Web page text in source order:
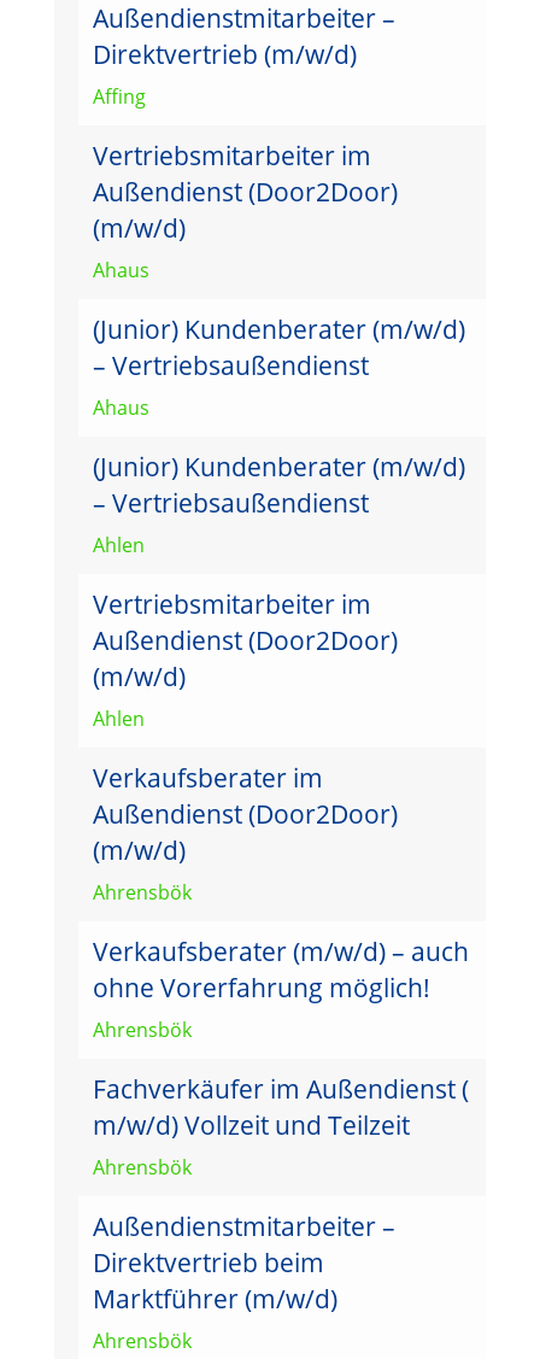
Außendienstmitarbeiter –
Direktvertrieb (m/w/d)
Affing
Vertriebsmitarbeiter im
Außendienst (Door2Door)
(m/w/d)
Ahaus
(Junior) Kundenberater (m/w/d)
– Vertriebsaußendienst
Ahaus
(Junior) Kundenberater (m/w/d)
– Vertriebsaußendienst
Ahlen
Vertriebsmitarbeiter im
Außendienst (Door2Door)
(m/w/d)
Ahlen
Verkaufsberater im
Außendienst (Door2Door)
(m/w/d)
Ahrensbök
Verkaufsberater (m/w/d) – auch
ohne Vorerfahrung möglich!
Ahrensbök
Fachverkäufer im Außendienst (
m/w/d) Vollzeit und Teilzeit
Ahrensbök
Außendienstmitarbeiter –
Direktvertrieb beim
Marktführer (m/w/d)
Ahrensbök